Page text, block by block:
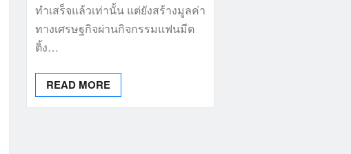
ทำเสร็จแล้วเท่านั้น แต่ยังสร้างมูลค่า
ทางเศรษฐกิจผ่านกิจกรรมแฟนมีต
ติ้ง…
READ MORE